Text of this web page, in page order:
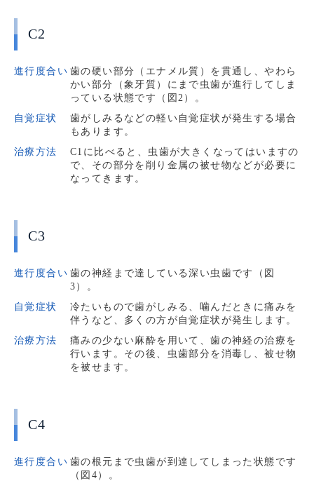
C2
進行度合い 歯の硬い部分（エナメル質）を貫通し、やわら
かい部分（象牙質）にまで虫歯が進行してしま
っている状態です（図2）。
自覚症状
歯がしみるなどの軽い自覚症状が発生する場合
もあります。
治療方法
C1に比べると、虫歯が大きくなってはいますの
で、その部分を削り金属の被せ物などが必要に
なってきます。
C3
進行度合い 歯の神経まで達している深い虫歯です（図
3）。
自覚症状
冷たいもので歯がしみる、噛んだときに痛みを
伴うなど、多くの方が自覚症状が発生します。
治療方法
痛みの少ない麻酔を用いて、歯の神経の治療を
行います。その後、虫歯部分を消毒し、被せ物
を被せます。
C4
進行度合い 歯の根元まで虫歯が到達してしまった状態です
（図4）。